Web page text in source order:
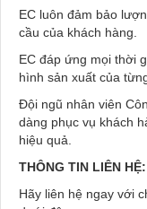
EC luôn đảm bảo
cầu của khách hàng.
EC đáp ứng mọi thời
hình sản xuất của
Đội ngũ nhân viên
dàng phục vụ khách
hiệu quả.
THÔNG TIN LIÊN HỆ:
Hãy liên hệ ngay với